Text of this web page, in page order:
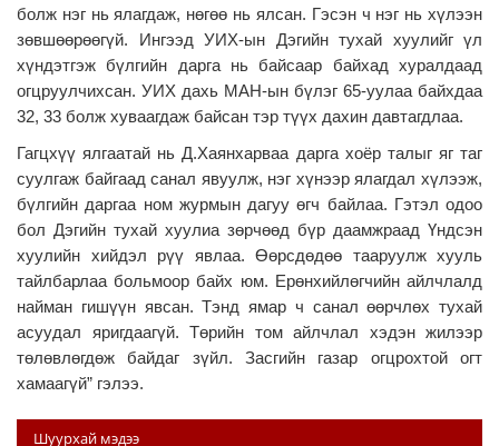
болж нэг нь ялагдаж, нөгөө нь ялсан. Гэсэн ч нэг нь хүлээн
зөвшөөрөөгүй. Ингээд УИХ-ын Дэгийн тухай хуулийг үл
хүндэтгэж бүлгийн дарга нь байсаар байхад хуралдаад
огцруулчихсан. УИХ дахь МАН-ын бүлэг 65-уулаа байхдаа
32, 33 болж хуваагдаж байсан тэр түүх дахин давтагдлаа.
Гагцхүү ялгаатай нь Д.Хаянхарваа дарга хоёр талыг яг таг
суулгаж байгаад санал явуулж, нэг хүнээр ялагдал хүлээж,
бүлгийн даргаа ном журмын дагуу өгч байлаа. Гэтэл одоо
бол Дэгийн тухай хуулиа зөрчөөд бүр даамжраад Үндсэн
хуулийн хийдэл рүү явлаа. Өөрсдөдөө тааруулж хууль
тайлбарлаа больмоор байх юм. Ерөнхийлөгчийн айлчлалд
найман гишүүн явсан. Тэнд ямар ч санал өөрчлөх тухай
асуудал яригдаагүй. Төрийн том айлчлал хэдэн жилээр
төлөвлөгдөж байдаг зүйл. Засгийн газар огцрохтой огт
хамаагүй” гэлээ.
Шуурхай мэдээ